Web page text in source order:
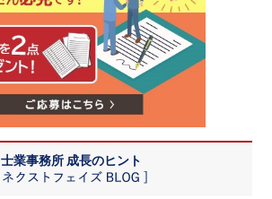
士業事務所 成長のヒント